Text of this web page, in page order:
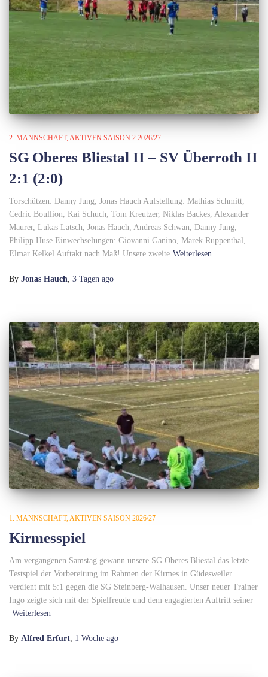
2. MANNSCHAFT AKTIVEN SAISON 2 2026/27
SG Oberes Bliestal II – SV Überroth II
2:1 (2:0)
Torschützen: Danny Jung, Jonas Hauch Aufstellung: Mathias Schmitt,
Cedric Boullion, Kai Schuch, Tom Kreutzer, Niklas Backes, Alexander
Maurer, Lukas Latsch, Jonas Hauch, Andreas Schwan, Danny Jung,
Philipp Huse Einwechselungen: Giovanni Ganino, Marek Ruppenthal,
Elmar Kelkel Auftakt nach Maß! Unsere zweite Weiterlesen
By Jonas Hauch, 3 Tagen ago
1. MANNSCHAFT AKTIVEN SAISON 2026/27
Kirmesspiel
Am vergangenen Samstag gewann unsere SG Oberes Bliestal das letzte
Testspiel der Vorbereitung im Rahmen der Kirmes in Güdesweiler
verdient mit 5:1 gegen die SG Steinberg-Walhausen. Unser neuer Trainer
Ingo zeigte sich mit der Spielfreude und dem engagierten Auftritt seiner
Weiterlesen
By Alfred Erfurt, 1 Woche ago